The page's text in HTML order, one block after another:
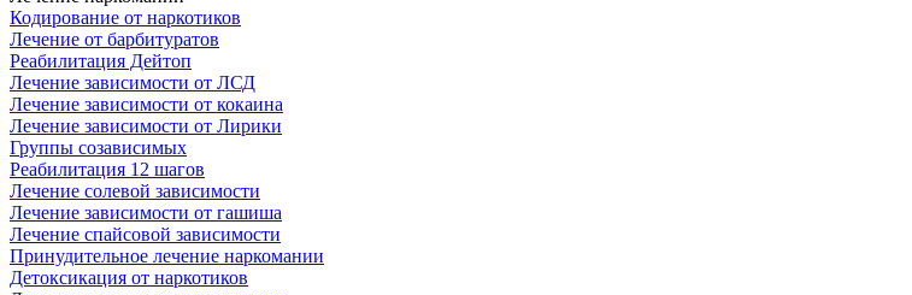
Кодирование от наркотиков
Лечение от барбитуратов
Реабилитация Дейтоп
Лечение зависимости от ЛСД
Лечение зависимости от кокаина
Лечение зависимости от Лирики
Группы созависимых
Реабилитация 12 шагов
Лечение солевой зависимости
Лечение зависимости от гашиша
Лечение спайсовой зависимости
Принудительное лечение наркомании
Детоксикация от наркотиков